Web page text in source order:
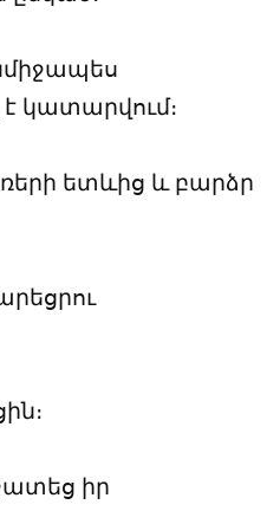
կատարվում։
ետևից և բարձր
իր